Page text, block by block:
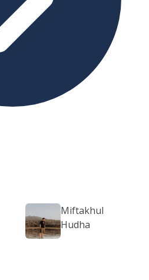
Miftakhul
Hudha